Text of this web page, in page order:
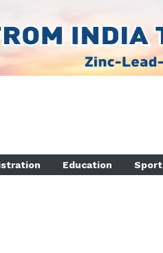
Education